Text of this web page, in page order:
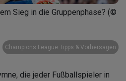
Sieg in die Gruppenphase? (©
Champions League Tipps & Vorhersagen
die jeder Fußballspieler in